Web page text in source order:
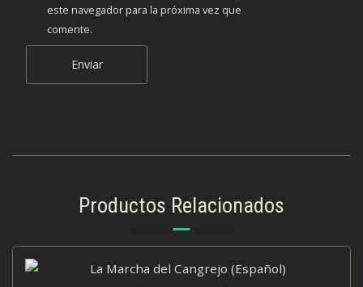
este navegador para la próxima vez que
comente.
Productos Relacionados